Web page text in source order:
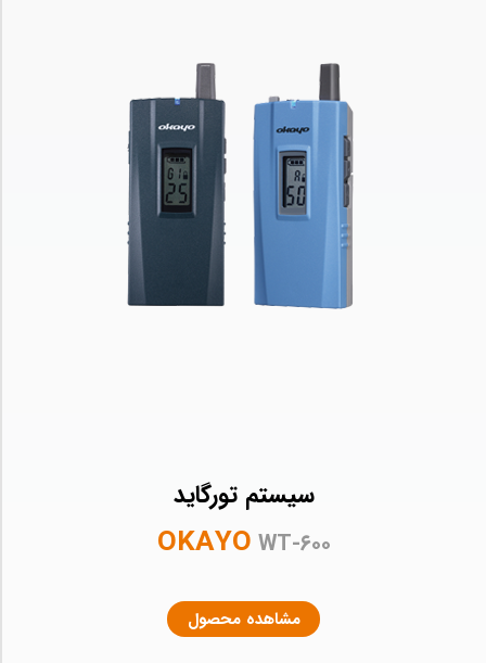
سیستم تورگاید
OKAYO WT-۶۰۰
مشاهده محصول